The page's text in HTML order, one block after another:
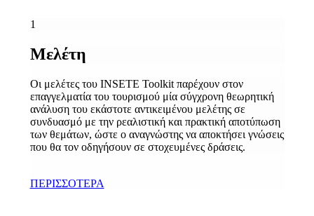
1
Μελέτη
Οι μελέτες του ΙΝSETE Toolkit παρέχουν στον
επαγγελματία του τουρισμού μία σύγχρονη θεωρητική
ανάλυση του εκάστοτε αντικειμένου μελέτης σε
συνδυασμό με την ρεαλιστική και πρακτική αποτύπωση
των θεμάτων, ώστε ο αναγνώστης να αποκτήσει γνώσεις
που θα τον οδηγήσουν σε στοχευμένες δράσεις.
ΠΕΡΙΣΣΟΤΕΡΑ